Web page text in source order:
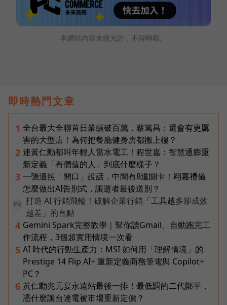
本網站內容未經允許，不得轉載。
即時熱門文章
1 全台最大全聯首日業績破百萬，蔡篤昌：還會有更厲
害的大型店！為何把餐廳健身房都搬上樓？
2 連黃仁勳都叫年輕人當水電工！程世嘉：智慧通膨重
新定義「有價值的人」到底什麼樣子？
3 一張遺照「開口」說話，中間有8道關卡！翊嘉禮儀
怎麼做出AI告別式，讓逝者最後道別？
PR
打造 AI 行銷飛輪！破解企業行銷「工具越多卻成效
越差」的盲點
4 Gemini Spark完整教學｜幫你讀Gmail、自動跑完工
作流程，3個超實用情境一次看
5 AI 時代的行動生產力：MSI 如何用「理解情境」的
Prestige 14 Flip AI+ 重新定義商務筆電與 Copilot+
PC？
6 黃仁勳兆元宴永遠站最後一排！最低調的二代鄭平，
憑什麼讓台達電被市場重新定價？